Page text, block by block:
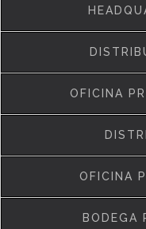
OFICINA
OFICINA
BODEGA